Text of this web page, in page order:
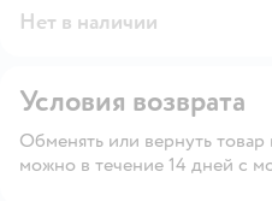
Нет в наличии
Условия возврата
Обменять или вернуть товар
можно в течение 14 дней с